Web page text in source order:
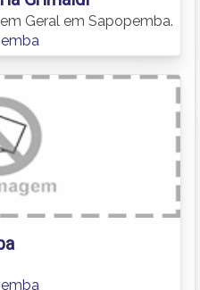
Geral em Sapopemba.